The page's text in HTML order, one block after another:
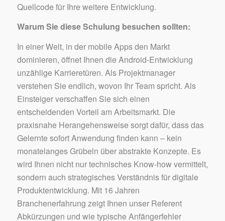
Quellcode für Ihre weitere Entwicklung.
Warum Sie diese Schulung besuchen sollten:
In einer Welt, in der mobile Apps den Markt
dominieren, öffnet Ihnen die Android-Entwicklung
unzählige Karrieretüren. Als Projektmanager
verstehen Sie endlich, wovon Ihr Team spricht. Als
Einsteiger verschaffen Sie sich einen
entscheidenden Vorteil am Arbeitsmarkt. Die
praxisnahe Herangehensweise sorgt dafür, dass das
Gelernte sofort Anwendung finden kann – kein
monatelanges Grübeln über abstrakte Konzepte. Es
wird Ihnen nicht nur technisches Know-how vermittelt,
sondern auch strategisches Verständnis für digitale
Produktentwicklung. Mit 16 Jahren
Branchenerfahrung zeigt Ihnen unser Referent
Abkürzungen und wie typische Anfängerfehler